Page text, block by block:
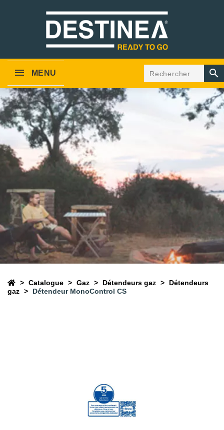
MENU 
Catalogue Gaz Détendeurs gaz
Détendeurs
gaz
Détendeur MonoControl CS